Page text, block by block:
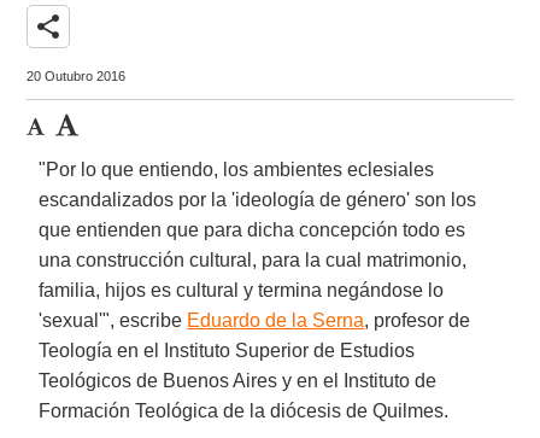
share
20 Outubro 2016
"Por lo que entiendo, los ambientes eclesiales
escandalizados por la 'ideología de género' son los
que entienden que para dicha concepción todo es
una construcción cultural, para la cual matrimonio,
familia, hijos es cultural y termina negándose lo
'sexual'", escribe Eduardo de la Serna, profesor de
Teología en el Instituto Superior de Estudios
Teológicos de Buenos Aires y en el Instituto de
Formación Teológica de la diócesis de Quilmes.